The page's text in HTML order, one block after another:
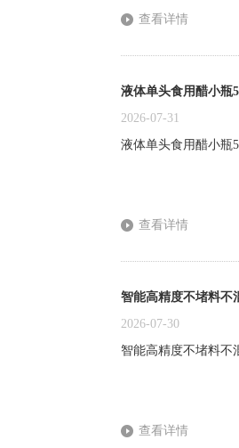
查看详情
液体单头食用醋小瓶
2026-07-31
液体单头食用醋小瓶
查看详情
智能高精度不堵料不
2026-07-30
智能高精度不堵料不
查看详情